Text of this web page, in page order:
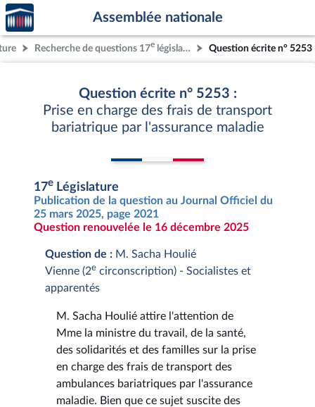
Aller au contenu
Aller en bas de la page
Accèder
à la
page
d'accueil
Assemblée nationale
Recherche de questions 17e législature Question écrite n° 5253
Question écrite n° 5253 :
Prise en charge des frais de transport
bariatrique par l'assurance maladie
17e Législature
Publication de la question au Journal Officiel du
25 mars 2025, page 2021
Question renouvelée le 16 décembre 2025
Question de : M. Sacha Houlié
Vienne (2e circonscription) - Socialistes et
apparentés
M. Sacha Houlié attire l'attention de
Mme la ministre du travail, de la santé,
des solidarités et des familles sur la prise
en charge des frais de transport des
ambulances bariatriques par l'assurance
maladie. Bien que ce sujet suscite des